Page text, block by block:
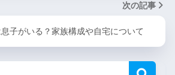
次の記事
子がいる？家族構成や自宅について